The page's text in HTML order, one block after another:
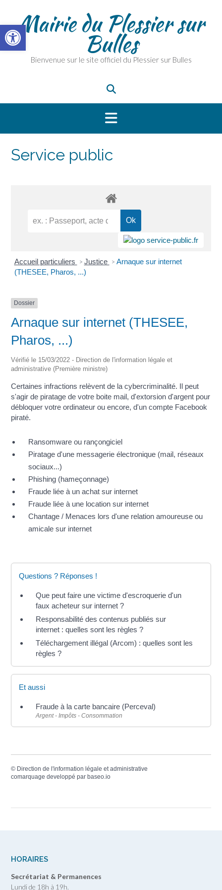
contentMairie du Plessier sur
Bulles
Bienvenue sur le site officiel du Plessier sur Bulles
Service public
Accueil particuliers > Justice > Arnaque sur internet
(THESEE, Pharos, ...)
Dossier
Arnaque sur internet (THESEE,
Pharos, ...)
Vérifié le 15/03/2022 - Direction de l'information légale et
administrative (Première ministre)
Certaines infractions relèvent de la cybercriminalité. Il peut
s'agir de piratage de votre boite mail, d'extorsion d'argent pour
débloquer votre ordinateur ou encore, d'un compte Facebook
piraté.
Ransomware ou rançongiciel
Piratage d'une messagerie électronique (mail, réseaux
sociaux...)
Phishing (hameçonnage)
Fraude liée à un achat sur internet
Fraude liée à une location sur internet
Chantage / Menaces lors d'une relation amoureuse ou
amicale sur internet
Questions ? Réponses !
Que peut faire une victime d'escroquerie d'un
faux acheteur sur internet ?
Responsabilité des contenus publiés sur
internet : quelles sont les règles ?
Téléchargement illégal (Arcom) : quelles sont les
règles ?
Et aussi
Fraude à la carte bancaire (Perceval)
Argent - Impôts - Consommation
© Direction de l'information légale et administrative
comarquage developpé par baseo.io
HORAIRES
Secrétariat & Permanences
Lundi de 18h à 19h.
Ouvrir la barre d’outils